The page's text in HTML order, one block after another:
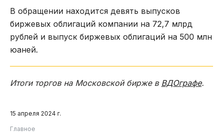
В обращении находится девять выпусков
биржевых облигаций компании на 72,7 млрд
рублей и выпуск биржевых облигаций на 500 млн
юаней.
Итоги торгов на Московской бирже в ВДОграфе.
15 апреля 2024 г.
Главное